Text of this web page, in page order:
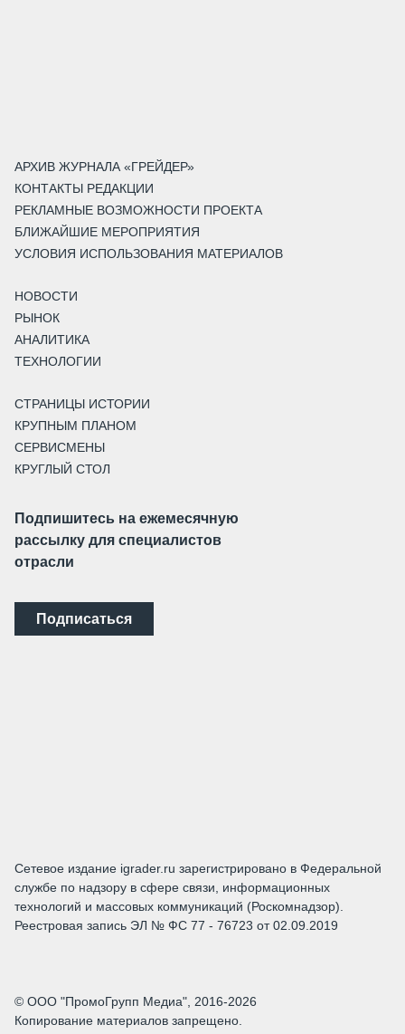
АРХИВ ЖУРНАЛА «ГРЕЙДЕР»
КОНТАКТЫ РЕДАКЦИИ
РЕКЛАМНЫЕ ВОЗМОЖНОСТИ ПРОЕКТА
БЛИЖАЙШИЕ МЕРОПРИЯТИЯ
УСЛОВИЯ ИСПОЛЬЗОВАНИЯ МАТЕРИАЛОВ
НОВОСТИ
РЫНОК
АНАЛИТИКА
ТЕХНОЛОГИИ
СТРАНИЦЫ ИСТОРИИ
КРУПНЫМ ПЛАНОМ
СЕРВИСМЕНЫ
КРУГЛЫЙ СТОЛ
Подпишитесь на ежемесячную
рассылку для специалистов
отрасли
Подписаться
Сетевое издание igrader.ru зарегистрировано в Федеральной
службе по надзору в сфере связи, информационных
технологий и массовых коммуникаций (Роскомнадзор).
Реестровая запись ЭЛ № ФС 77 - 76723 от 02.09.2019
© ООО "ПромоГрупп Медиа", 2016-2026
Копирование материалов запрещено.